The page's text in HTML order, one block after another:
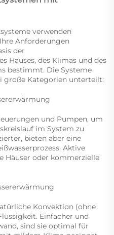
verwenden
Anforderungen
der
Hauses, des Klimas und des
bestimmt. Die Systeme
große Kategorien unterteilt:
und Pumpen, um
im System zu
bieten aber eine
Aktive
Häuser oder kommerzielle
Konvektion (ohne
Einfacher und
sind sie optimal für